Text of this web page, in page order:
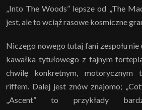
„Into The Woods” lepsze od „The
jest, ale to wciąż rasowe kosmiczne
Niczego nowego tutaj fani zespołu nie
kawałka tytułowego z fajnym
chwilę konkretnym, motorycznym
riffem. Dalej jest znów znajomo;
„Ascent” to przykłady